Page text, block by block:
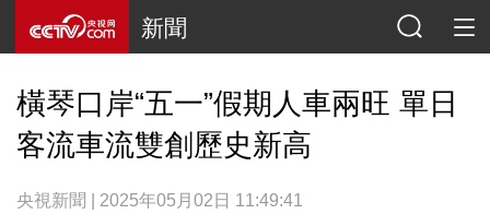
新聞
橫琴口岸“五一”假期人車兩旺 單日
客流車流雙創歷史新高
央視新聞 | 2025年05月02日 11:49:41